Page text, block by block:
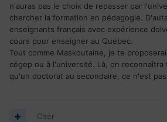
n'auras pas le choix de repasser par
chercher la formation en pédagogie.
enseignants français avec expérience
cours pour enseigner au Québec.
Tout comme Maskoutaine, je te
cégep ou à l'université. Là, on reconnaîtra
qu'un doctorat au secondaire, ce n'est
Citer